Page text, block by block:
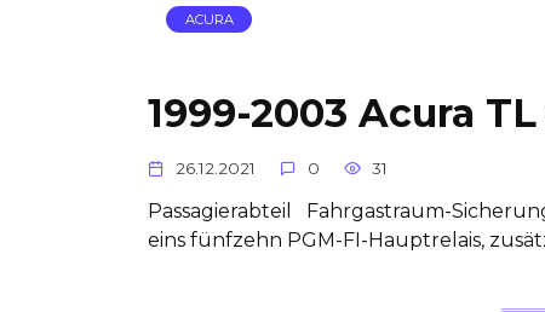
ACURA
1999-2003 Acura
26.12.2021 0 31
Passagierabteil Fahrgastraum-
eins fünfzehn PGM-FI-Hauptrelais,